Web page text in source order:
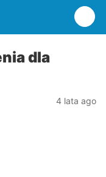
dla
4 lata ago